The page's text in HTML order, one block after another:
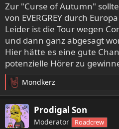
Zur "Curse of Autumn"
von EVERGREY durch
Leider ist die Tour wegen
und dann ganz abgesagt
Hier hätte es eine gute
potenzielle Hörer zu
R
e
a
k
t
Mondkerz
Prodigal Son
Moderator Roadcrew